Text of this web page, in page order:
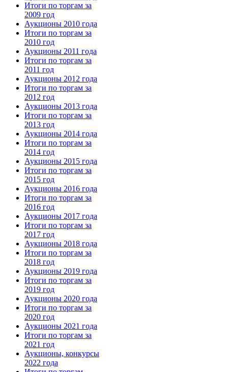
Итоги по торгам за
2009 год
Аукционы 2010 года
Итоги по торгам за
2010 год
Аукционы 2011 года
Итоги по торгам за
2011 год
Аукционы 2012 года
Итоги по торгам за
2012 год
Аукционы 2013 года
Итоги по торгам за
2013 год
Аукционы 2014 года
Итоги по торгам за
2014 год
Аукционы 2015 года
Итоги по торгам за
2015 год
Аукционы 2016 года
Итоги по торгам за
2016 год
Аукционы 2017 года
Итоги по торгам за
2017 год
Аукционы 2018 года
Итоги по торгам за
2018 год
Аукционы 2019 года
Итоги по торгам за
2019 год
Аукционы 2020 года
Итоги по торгам за
2020 год
Аукционы 2021 года
Итоги по торгам за
2021 год
Аукционы, конкурсы
2022 года